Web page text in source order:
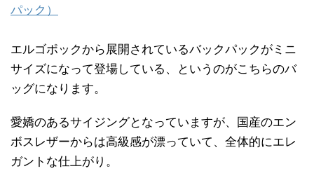
パック）
エルゴポックから展開されているバックパックがミニ
サイズになって登場している、というのがこちらのバ
ッグになります。
愛嬌のあるサイジングとなっていますが、国産のエン
ボスレザーからは高級感が漂っていて、全体的にエレ
ガントな仕上がり。